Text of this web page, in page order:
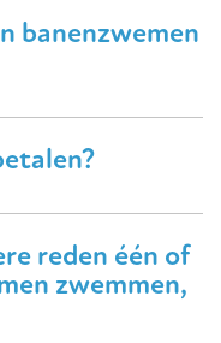
banenzwemen
reden één of
zwemmen,